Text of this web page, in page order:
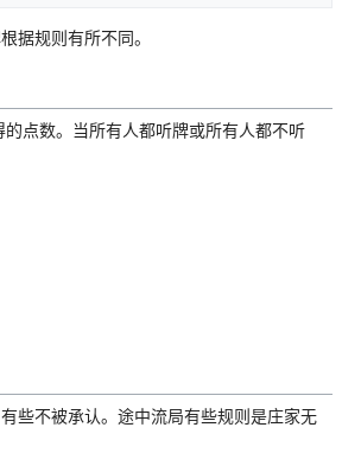
据规则有所不同。
点数。当所有人都听牌或所有人都不听
些不被承认。途中流局有些规则是庄家无